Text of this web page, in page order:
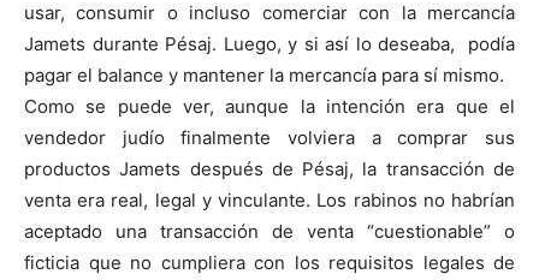
usar, consumir o incluso comerciar con la mercancía
Jamets durante Pésaj. Luego, y si así lo deseaba, podía
pagar el balance y mantener la mercancía para sí mismo.
Como se puede ver, aunque la intención era que el
vendedor judío finalmente volviera a comprar sus
productos Jamets después de Pésaj, la transacción de
venta era real, legal y vinculante. Los rabinos no habrían
aceptado una transacción de venta “cuestionable” o
ficticia que no cumpliera con los requisitos legales de